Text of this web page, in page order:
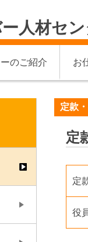
人材セ
のご紹介 お
定款
定
定
役